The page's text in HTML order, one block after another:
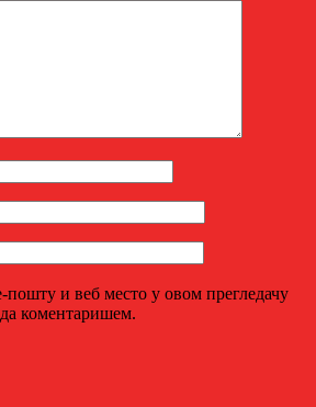
пошту и веб место у овом прегледачу
коментаришем.